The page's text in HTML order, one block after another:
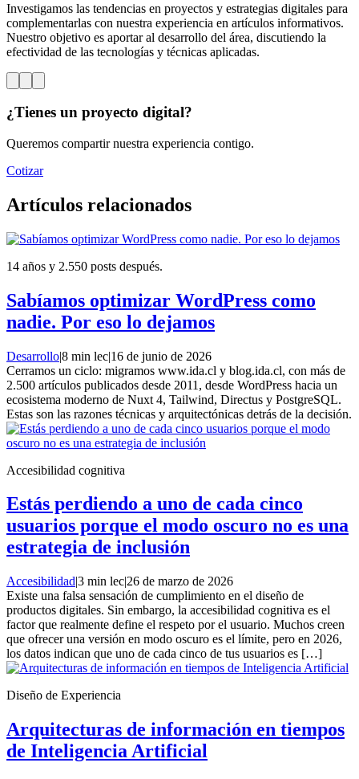
Investigamos las tendencias en proyectos y estrategias digitales para
complementarlas con nuestra experiencia en artículos informativos.
Nuestro objetivo es aportar al desarrollo del área, discutiendo la
efectividad de las tecnologías y técnicas aplicadas.
¿Tienes un proyecto digital?
Queremos compartir nuestra experiencia contigo.
Cotizar
Artículos relacionados
14 años y 2.550 posts después.
Sabíamos optimizar WordPress como
nadie. Por eso lo dejamos
Desarrollo|8 min lec|16 de junio de 2026
Cerramos un ciclo: migramos www.ida.cl y blog.ida.cl, con más de
2.500 artículos publicados desde 2011, desde WordPress hacia un
ecosistema moderno de Nuxt 4, Tailwind, Directus y PostgreSQL.
Estas son las razones técnicas y arquitectónicas detrás de la decisión.
Accesibilidad cognitiva
Estás perdiendo a uno de cada cinco
usuarios porque el modo oscuro no es una
estrategia de inclusión
Accesibilidad|3 min lec|26 de marzo de 2026
Existe una falsa sensación de cumplimiento en el diseño de
productos digitales. Sin embargo, la accesibilidad cognitiva es el
factor que realmente define el respeto por el usuario. Muchos creen
que ofrecer una versión en modo oscuro es el límite, pero en 2026,
los datos indican que uno de cada cinco de tus usuarios es […]
Diseño de Experiencia
Arquitecturas de información en tiempos
de Inteligencia Artificial